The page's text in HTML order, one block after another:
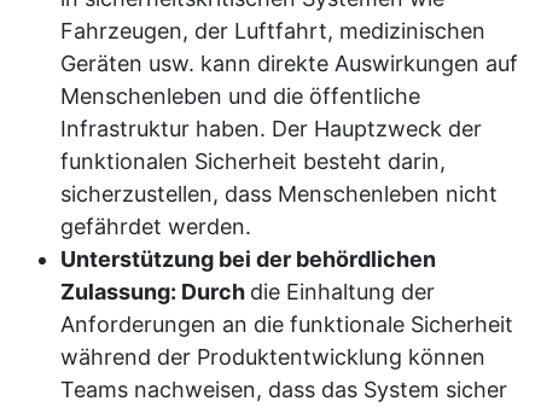
Fahrzeugen, der Luftfahrt, medizinischen
Geräten usw. kann direkte Auswirkungen auf
Menschenleben und die öffentliche
Infrastruktur haben. Der Hauptzweck der
funktionalen Sicherheit besteht darin,
sicherzustellen, dass Menschenleben nicht
gefährdet werden.
Unterstützung bei der behördlichen
Zulassung: Durch die Einhaltung der
Anforderungen an die funktionale Sicherheit
während der Produktentwicklung können
Teams nachweisen, dass das System sicher